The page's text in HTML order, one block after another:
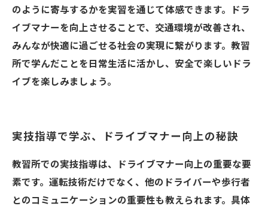
のように寄与するかを実習を通じて体感できます。ドラ
イブマナーを向上させることで、交通環境が改善され、
みんなが快適に過ごせる社会の実現に繋がります。教習
所で学んだことを日常生活に活かし、安全で楽しいドラ
イブを楽しみましょう。
実技指導で学ぶ、ドライブマナー向上の秘訣
教習所での実技指導は、ドライブマナー向上の重要な要
素です。運転技術だけでなく、他のドライバーや歩行者
とのコミュニケーションの重要性も教えられます。具体